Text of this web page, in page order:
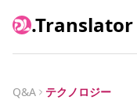
.Translator
Q&A テクノロジー